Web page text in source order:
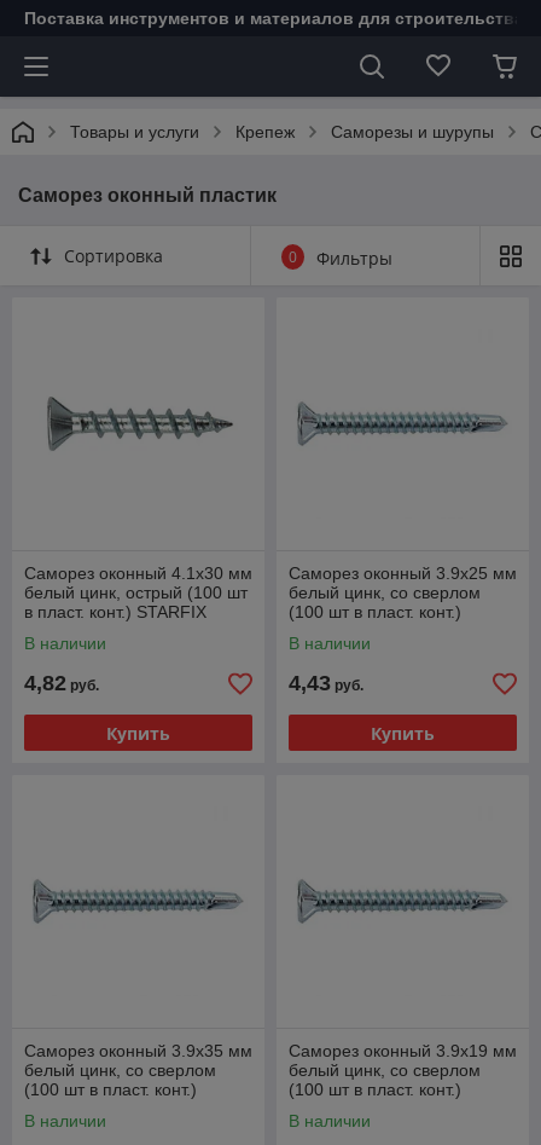
Поставка инструментов и материалов для строительства
Товары и услуги Крепеж Саморезы и шурупы
Саморез оконный пластик
Сортировка 0 Фильтры
Саморез оконный 4.1х30 мм
белый цинк, острый (100 шт
в пласт. конт.) STARFIX
В наличии
4,82 руб.
Купить
Саморез оконный 3.9х25 мм
белый цинк, со сверлом
(100 шт в пласт. конт.)
В наличии
4,43 руб.
Купить
Саморез оконный 3.9х35 мм
белый цинк, со сверлом
(100 шт в пласт. конт.)
В наличии
Саморез оконный 3.9х19 мм
белый цинк, со сверлом
(100 шт в пласт. конт.)
В наличии